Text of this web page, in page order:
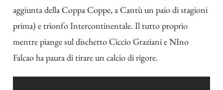
aggiunta della Coppa Coppe, a Cantù un paio di stagioni
prima) e trionfo Intercontinentale. Il tutto proprio
mentre piange sul dischetto Ciccio Graziani e NIno
Falcao ha paura di tirare un calcio di rigore.